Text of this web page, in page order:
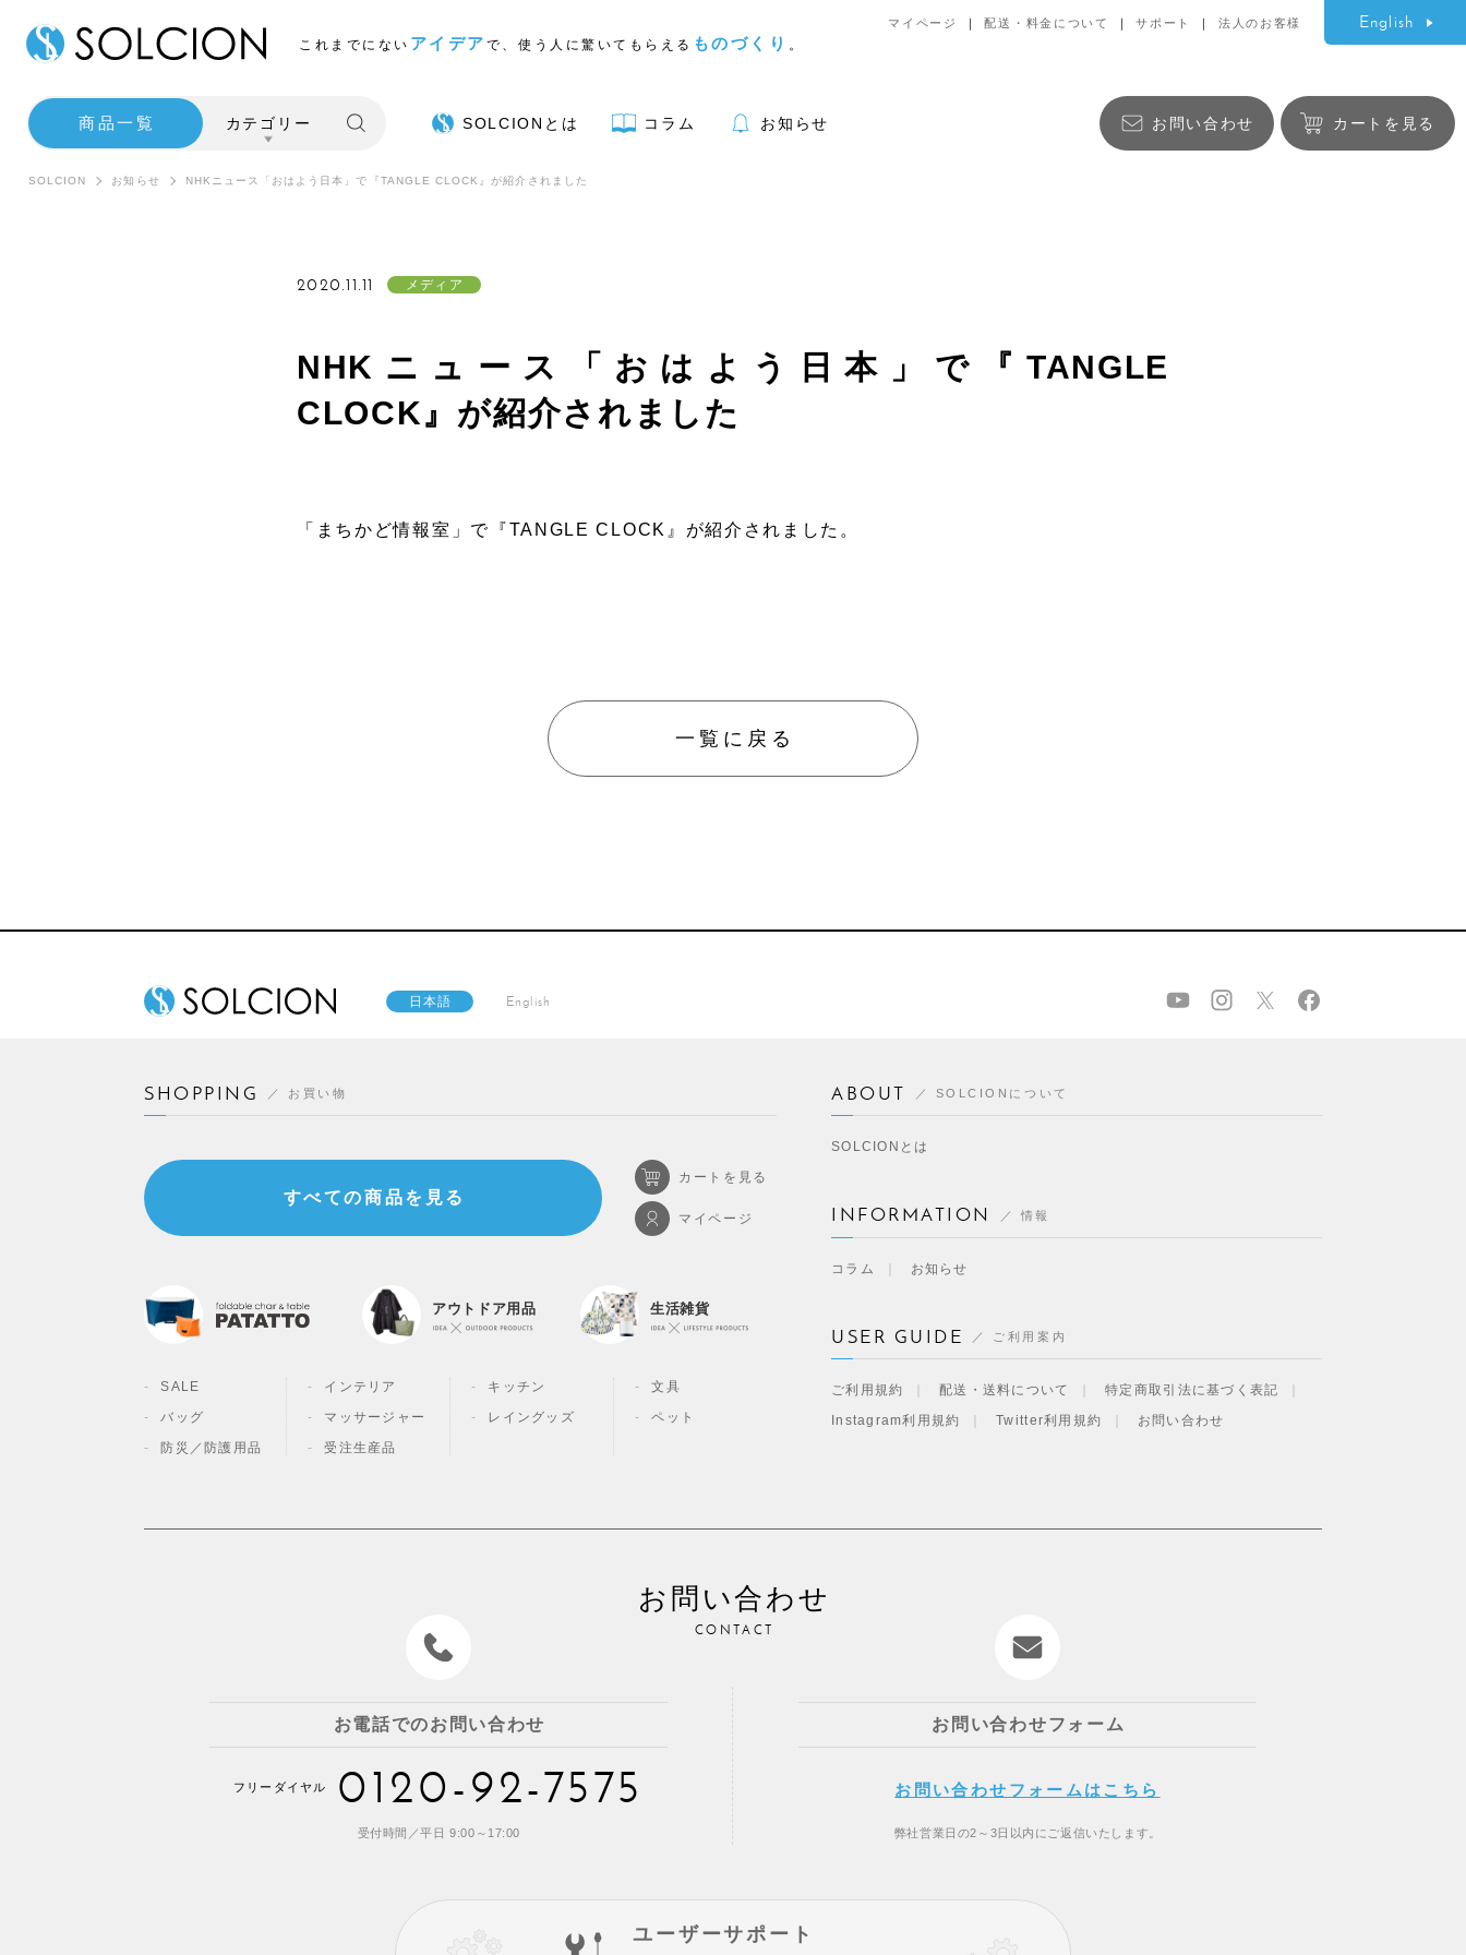
これまでにない アイデア で、使う人に驚いてもらえる ものづくり 。
マイページ 配送・料金について サポート 法人のお客様 English
商品一覧 カテゴリー SOLCIONとは コラム お知らせ お問い合わせ カートを見る
SOLCION お知らせ NHKニュース「おはよう日本」で『TANGLE CLOCK』が紹介されました
NHKニュース「おはよう日本」で『TANGLE
CLOCK』が紹介されました
2020.11.11 メディア
「まちかど情報室」で『TANGLE CLOCK』が紹介されました。
一覧に戻る
日本語 English
SHOPPING お買い物
すべての商品を見る
カートを見る
マイページ
アウトドア用品 生活雑貨
SALE インテリア キッチン
文具
バッグ
マッサージャー レイングッズ
ペット
防災／ 防護用品 受注生産品
ABOUT SOLCIONについて
SOLCIONとは
INFORMATION 情報
コラム お知らせ
USER GUIDE ご利用案内
ご利用規約 配送・送料について
特定商取引法に基づく表記
Instagram利用規約
Twitter利用規約 お問い合わせ
お問い合わせ
CONTACT
お電話でのお問い合わせ
フリーダイヤル 0120-92-7575
受付時間／平日 9:00～17:00
お問い合わせフォーム
お問い合わせフォームはこちら
弊社営業日の2～3日以内にご返信いたします。
ユーザーサポート